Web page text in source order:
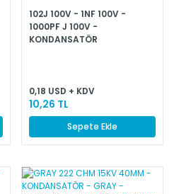
102J 100V - 1NF 100V -
1000PF J 100V -
KONDANSATÖR
0,18 USD + KDV
10,26 TL
Sepete Ekle